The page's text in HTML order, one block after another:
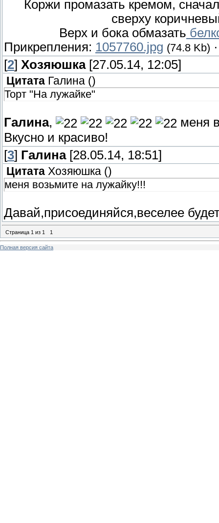
Коржи промазать кремом,
сверху
Верх и бока обмазать
Прикрепления: 1057760.jpg (74.8 Kb)
[2] Хозяюшка[27.05.14, 12:05]
Цитата Галина ()
Торт "На лужайке"
Галина,
меня
Вкусно и красиво!
[3] Галина[28.05.14, 18:51]
Цитата Хозяюшка ()
меня возьмите на лужайку!!!
Давай,присоединяйся,веселее
Страница 1 из 1 1
Полная версия сайта